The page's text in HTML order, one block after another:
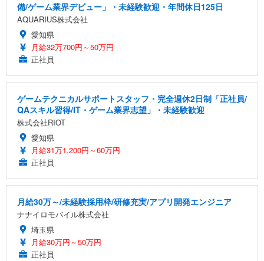
備/ゲーム業界デビュー」・未経験歓迎・年間休日125日
AQUARIUS株式会社
愛知県
月給32万700円～50万円
正社員
ゲームテクニカルサポートスタッフ・完全週休2日制「正社員/
QAスキル習得/IT・ゲーム業界志望」・未経験歓迎
株式会社RIOT
愛知県
月給31万1,200円～60万円
正社員
月給30万～/未経験採用枠/研修充実/アプリ開発エンジニア
ナナイロモバイル株式会社
埼玉県
月給30万円～50万円
正社員